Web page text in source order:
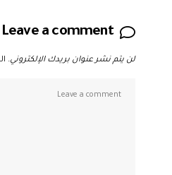
Leave a comment
لن يتم نشر عنوان بريدك الإلكتروني.